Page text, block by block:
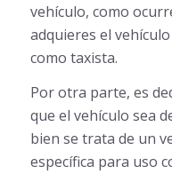
vehículo, como
adquieres el
como taxista.
Por otra parte, es
que el vehículo sea
bien se trata de un
específica para uso